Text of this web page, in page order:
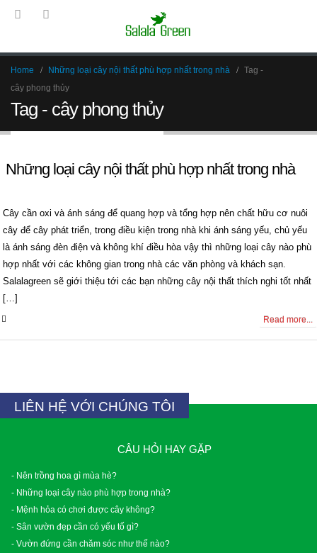
Home Những loại cây nội thất phù hợp nhất trong nhà
Tag -
cây phong thủy
Tag - cây phong thủy
Những loại cây nội thất phù hợp nhất trong nhà
Cây cần oxi và ánh sáng để quang hợp và tổng hợp nên chất hữu cơ nuôi
cây để cây phát triển, trong điều kiện trong nhà khi ánh sáng yếu, chủ yếu
là ánh sáng đèn điện và không khí điều hòa vậy thì những loại cây nào phù
hợp nhất với các không gian trong nhà các văn phòng và khách sạn.
Salalagreen sẽ giới thiệu tới các bạn những cây nội thất thích nghi tốt nhất
[…]
Read more...
LIÊN HỆ VỚI CHÚNG TÔI
CÂU HỎI HAY GẶP
- Nên trồng hoa gì mùa hè?
- Những loại cây nào phù hợp trong nhà?
- Mệnh hỏa có chơi được cây không?
- Sân vườn đẹp cần có yếu tố gì?
- Vườn đứng cần chăm sóc như thế nào?